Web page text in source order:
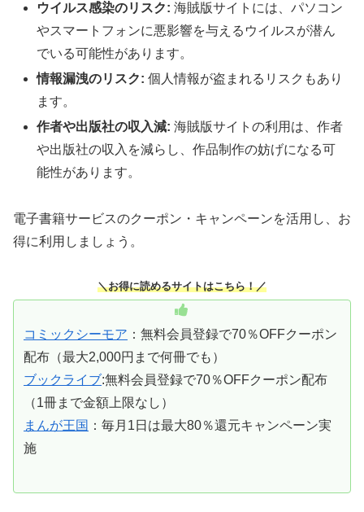
ウイルス感染のリスク: 海賊版サイトには、パソコン
やスマートフォンに悪影響を与えるウイルスが潜ん
でいる可能性があります。
情報漏洩のリスク: 個人情報が盗まれるリスクもあり
ます。
作者や出版社の収入減: 海賊版サイトの利用は、作者
や出版社の収入を減らし、作品制作の妨げになる可
能性があります。
電子書籍サービスのクーポン・キャンペーンを活用し、お
得に利用しましょう。
＼お得に読めるサイトはこちら！／
コミックシーモア ：無料会員登録で70％OFFクーポン
配布（最大2,000円まで何冊でも）
ブックライブ:無料会員登録で70％OFFクーポン配布
（1冊まで金額上限なし）
まんが王国 ：毎月1日は最大80％還元キャンペーン実
施